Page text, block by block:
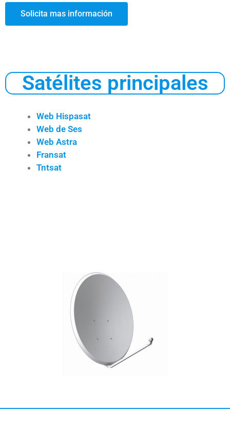
Solicita mas información
Satélites principales
Web Hispasat
Web de Ses
Web Astra
Fransat
Tntsat